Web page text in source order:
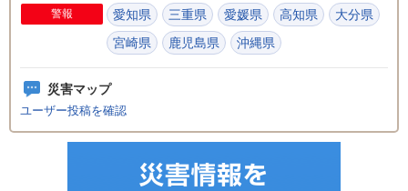
警報 愛知県 三重県 愛媛県 高知県
大分県
宮崎県
鹿児島県 沖縄県
災害マップ
ユーザー投稿を確認